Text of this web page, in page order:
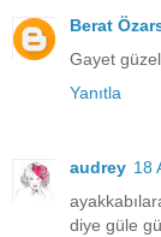
Berat
Gayet güzel
Yanıtla
audrey 18
diye güle